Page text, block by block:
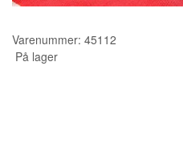
KURSER
SCANNCUT
Varenummer: 45112
På lager